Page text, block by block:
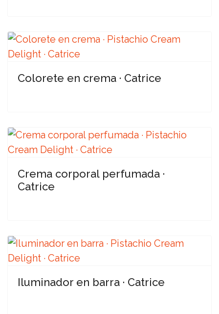
Colorete en crema · Catrice
Crema corporal perfumada ·
Catrice
Iluminador en barra · Catrice